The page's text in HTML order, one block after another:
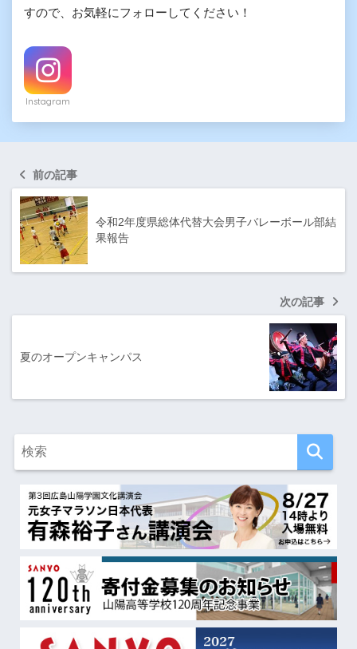
すので、お気軽にフォローしてください！
Instagram
前の記事
令和2年度県総体代替大会男子バレーボール部結
果報告
次の記事
夏のオープンキャンパス